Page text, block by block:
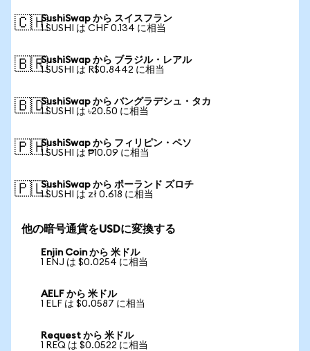
🇨🇭SushiSwap から スイスフラン
1 SUSHI は CHF 0.134 に相当
🇧🇷SushiSwap から ブラジル・レアル
1 SUSHI は R$0.8442 に相当
🇧🇩SushiSwap から バングラデシュ・タカ
1 SUSHI は ৳20.50 に相当
🇵🇭SushiSwap から フィリピン・ペソ
1 SUSHI は ₱10.09 に相当
🇵🇱SushiSwap から ポーランド ズロチ
1 SUSHI は zł 0.618 に相当
他の暗号通貨をUSDに変換する
Enjin Coin から 米ドル
1 ENJ は $0.0254 に相当
AELF から 米ドル
1 ELF は $0.0587 に相当
Request から 米ドル
1 REQ は $0.0522 に相当